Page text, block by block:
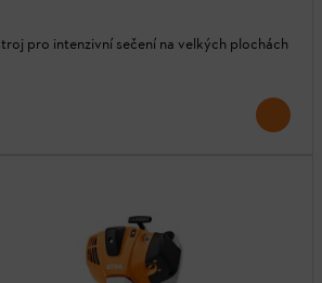
pro intenzivní sečení na velkých plochách